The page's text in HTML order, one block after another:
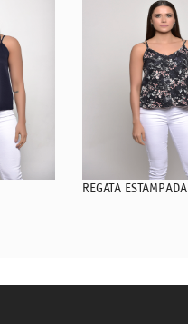
REGATA ESTAMPADA